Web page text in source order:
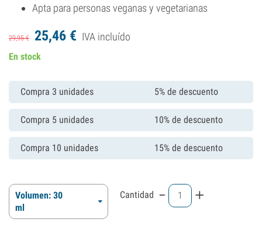
Apta para personas veganas y vegetarianas
29,95€ 25,46 € IVA incluído
En stock
Compra 3 unidades 5% de descuento
Compra 5 unidades 10% de descuento
Compra 10 unidades 15% de descuento
Volumen: 30
ml
Cantidad - +